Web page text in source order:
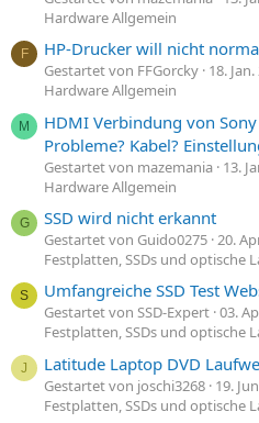
Hardware Allgemein
F HP-Drucker will nicht
Gestartet von FFGorcky 18.
Hardware Allgemein
M
HDMI Verbindung von
Probleme? Kabel?
Gestartet von mazemania 13.
Hardware Allgemein
G SSD wird nicht erkannt
Gestartet von Guido0275 20.
Festplatten, SSDs und optische
S Umfangreiche SSD Test
Gestartet von SSD-Expert 03.
Festplatten, SSDs und optische
J Latitude Laptop DVD
Gestartet von joschi3268 19.
Festplatten, SSDs und optische